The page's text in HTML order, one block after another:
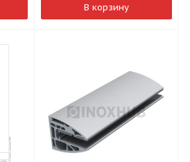
В корзину